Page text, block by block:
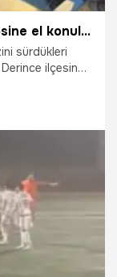
Kocaeli'de tekne operasyonu! Hepsine el konuldu
sürdükleri
ilçesinde